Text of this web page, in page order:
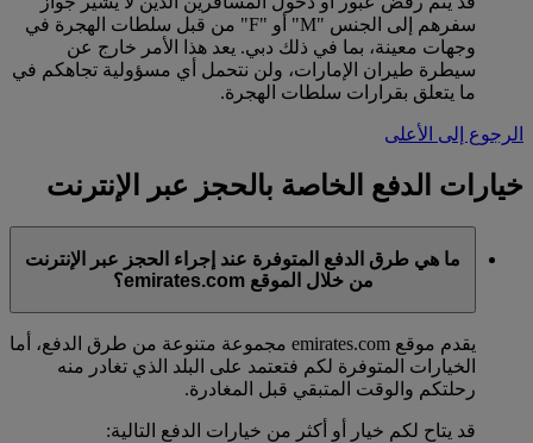
سفرهم إلى الجنس "M" أو "F" من قبل سلطات الهجرة في
وجهات معينة، بما في ذلك دبي. يعد هذا الأمر خارج عن
سيطرة طيران الإمارات، ولن نتحمل أي مسؤولية تجاهكم في
ما يتعلق بقرارات سلطات الهجرة.
الرجوع إلى الأعلى
خيارات الدفع الخاصة بالحجز عبر الإنترنت
ما هي طرق الدفع المتوفرة عند إجراء الحجز عبر الإنترنت
من خلال الموقع emirates.com؟
يقدم موقع emirates.com مجموعة متنوعة من طرق الدفع، أما
الخيارات المتوفرة لكم فتعتمد على البلد الذي تغادر منه
رحلتكم والوقت المتبقي قبل المغادرة.
قد يتاح لكم خيار أو أكثر من خيارات الدفع التالية: